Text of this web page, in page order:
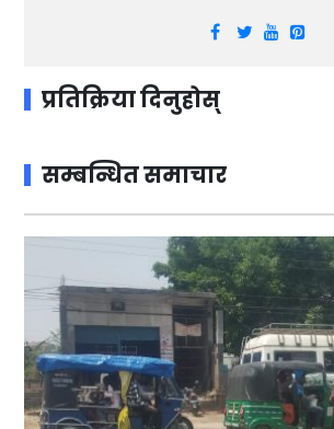
प्रतिक्रिया दिनुहोस्
सम्बन्धित समाचार